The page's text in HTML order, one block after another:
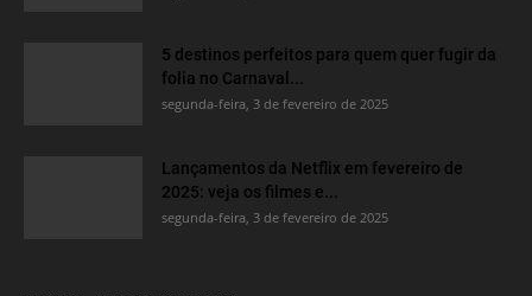
5 destinos perfeitos para quem quer fugir da
folia no Carnaval...
segunda-feira, 3 de fevereiro de 2025
Lançamentos da Netflix em fevereiro de
2025: veja os filmes e...
segunda-feira, 3 de fevereiro de 2025